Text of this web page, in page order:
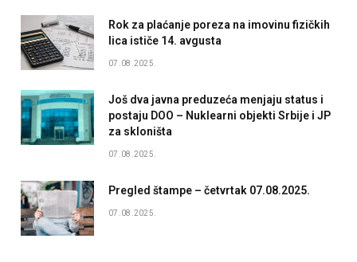
Rok za plaćanje poreza na imovinu fizičkih
lica ističe 14. avgusta
07.08.2025.
Još dva javna preduzeća menjaju status i
postaju DOO – Nuklearni objekti Srbije i JP
za skloništa
07.08.2025.
Pregled štampe – četvrtak 07.08.2025.
07.08.2025.